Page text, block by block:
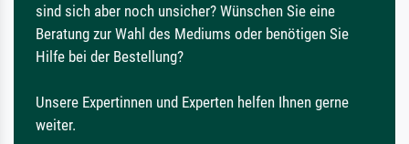
sind sich aber noch unsicher? Wünschen Sie eine
Beratung zur Wahl des Mediums oder benötigen Sie
Hilfe bei der Bestellung?
Unsere Expertinnen und Experten helfen Ihnen gerne
weiter.